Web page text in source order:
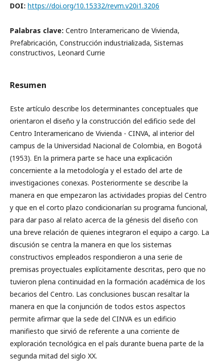
DOI: https://doi.org/10.15332/revm.v20i1.3206
Palabras clave: Centro Interamericano de Vivienda,
Prefabricación, Construcción industrializada, Sistemas
constructivos, Leonard Currie
Resumen
Este artículo describe los determinantes conceptuales que
orientaron el diseño y la construcción del edificio sede del
Centro Interamericano de Vivienda - CINVA, al interior del
campus de la Universidad Nacional de Colombia, en Bogotá
(1953). En la primera parte se hace una explicación
concerniente a la metodología y el estado del arte de
investigaciones conexas. Posteriormente se describe la
manera en que empezaron las actividades propias del Centro
y que en el corto plazo condicionarían su programa funcional,
para dar paso al relato acerca de la génesis del diseño con
una breve relación de quienes integraron el equipo a cargo. La
discusión se centra la manera en que los sistemas
constructivos empleados respondieron a una serie de
premisas proyectuales explícitamente descritas, pero que no
tuvieron plena continuidad en la formación académica de los
becarios del Centro. Las conclusiones buscan resaltar la
manera en que la conjunción de todos estos aspectos
permite afirmar que la sede del CINVA es un edificio
manifiesto que sirvió de referente a una corriente de
exploración tecnológica en el país durante buena parte de la
segunda mitad del siglo XX.